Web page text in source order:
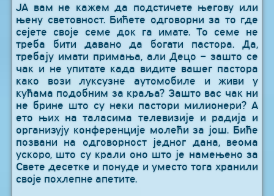
ЈА вам не кажем да подстичете његову или
њену световност. Бићете одговорни за то где
сејете своје семе док га имате. То семе не
треба бити давано да богати пастора. Да,
требају имати примања, али Децо – зашто се
чак и не упитате када видите вашег пастора
како вози луксузне аутомобиле и живи у
кућама подобним за краља? Зашто вас чак ни
не брине што су неки пастори милионери? А
ето њих на таласима телевизије и радија и
организују конференције молећи за још. Биће
позвани на одговорност једног дана, веома
ускоро, што су крали оно што је намењено за
Свете десетке и понуде и уместо тога хранили
своје похлепне апетите.